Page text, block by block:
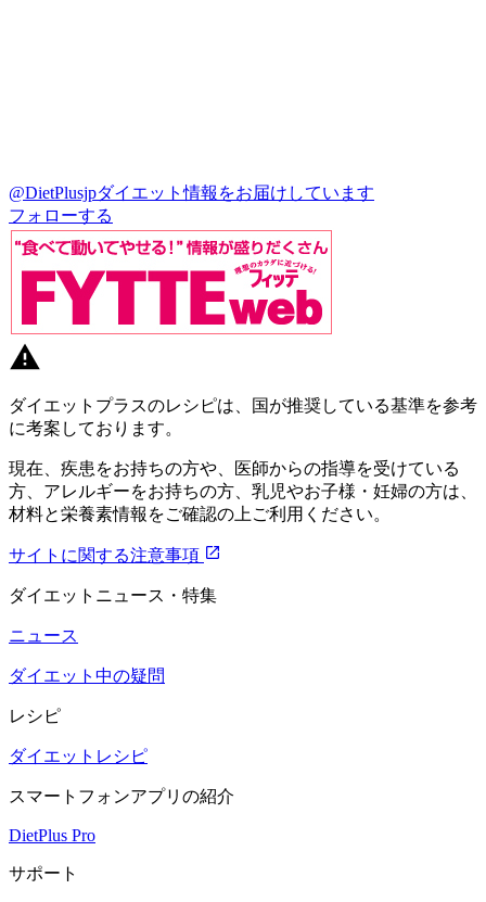
@DietPlusjpダイエット情報をお届けしています
フォローする
ダイエットプラスのレシピは、国が推奨している基準を参考
に考案しております。
現在、疾患をお持ちの方や、医師からの指導を受けている
方、アレルギーをお持ちの方、乳児やお子様・妊婦の方は、
材料と栄養素情報をご確認の上ご利用ください。
サイトに関する注意事項
ダイエットニュース・特集
ニュース
ダイエット中の疑問
レシピ
ダイエットレシピ
スマートフォンアプリの紹介
DietPlus Pro
サポート